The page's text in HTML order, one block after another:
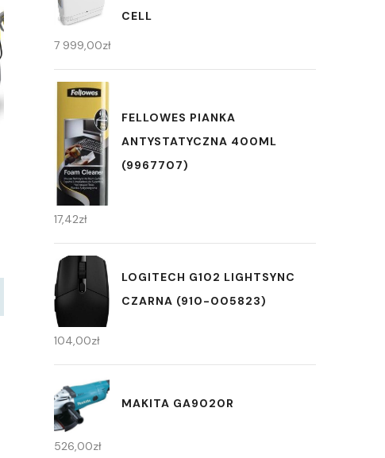
CELL
7 999,00zł
FELLOWES PIANKA
ANTYSTATYCZNA 400ML
(9967707)
17,42zł
LOGITECH G102 LIGHTSYNC
CZARNA (910-005823)
104,00zł
MAKITA GA9020R
526,00zł